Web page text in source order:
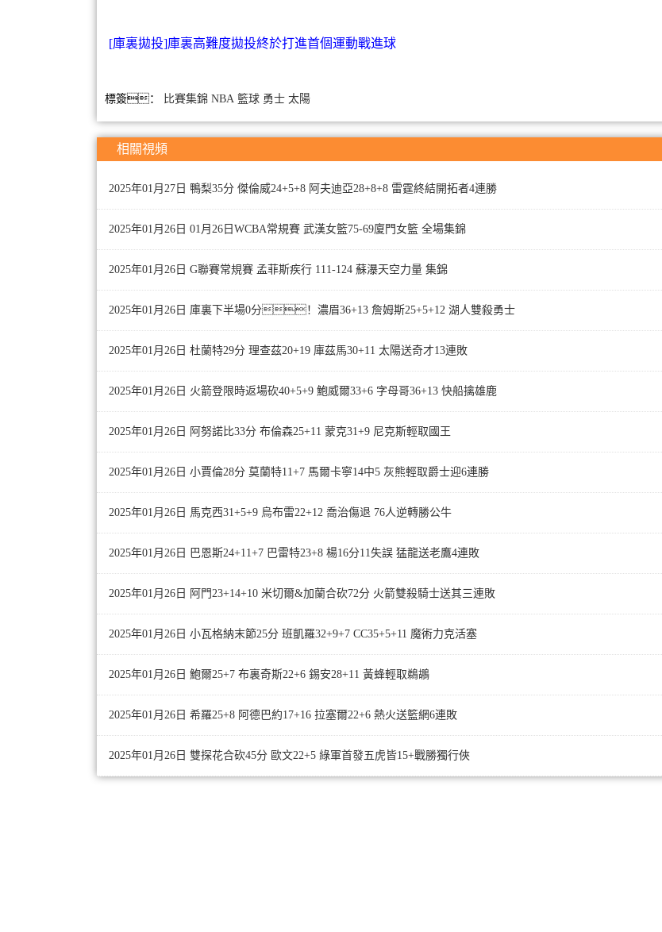
[庫裏拋投]庫裏高難度拋投終於打進首個運動戰進球
標簽： 比賽集錦 NBA 籃球 勇士 太陽
相關視頻
2025年01月27日 鴨梨35分 傑倫威24+5+8 阿夫迪亞28+8+8 雷霆終結開拓者4連勝
2025年01月26日 01月26日WCBA常規賽 武漢女籃75-69廈門女籃 全場集錦
2025年01月26日 G聯賽常規賽 孟菲斯疾行 111-124 蘇瀑天空力量 集錦
2025年01月26日 庫裏下半場0分！濃眉36+13 詹姆斯25+5+12 湖人雙殺勇士
2025年01月26日 杜蘭特29分 理查茲20+19 庫茲馬30+11 太陽送奇才13連敗
2025年01月26日 火箭登限時返場砍40+5+9 鮑威爾33+6 字母哥36+13 快船擒雄鹿
2025年01月26日 阿努諾比33分 布倫森25+11 蒙克31+9 尼克斯輕取國王
2025年01月26日 小賈倫28分 莫蘭特11+7 馬爾卡寧14中5 灰熊輕取爵士迎6連勝
2025年01月26日 馬克西31+5+9 烏布雷22+12 喬治傷退 76人逆轉勝公牛
2025年01月26日 巴恩斯24+11+7 巴雷特23+8 楊16分11失誤 猛龍送老鷹4連敗
2025年01月26日 阿門23+14+10 米切爾&加蘭合砍72分 火箭雙殺騎士送其三連敗
2025年01月26日 小瓦格納末節25分 班凱羅32+9+7 CC35+5+11 魔術力克活塞
2025年01月26日 鮑爾25+7 布裏奇斯22+6 錫安28+11 黃蜂輕取鵜鶘
2025年01月26日 希羅25+8 阿德巴約17+16 拉塞爾22+6 熱火送籃網6連敗
2025年01月26日 雙探花合砍45分 歐文22+5 綠軍首發五虎皆15+戰勝獨行俠